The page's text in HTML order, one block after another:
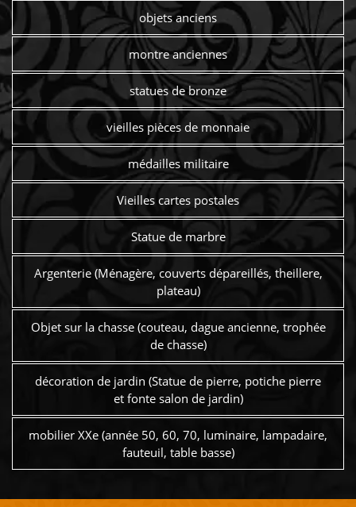
objets anciens
montre anciennes
statues de bronze
vieilles pièces de monnaie
médailles militaire
Vieilles cartes postales
Statue de marbre
Argenterie (Ménagère, couverts dépareillés, theillere,
plateau)
Objet sur la chasse (couteau, dague ancienne, trophée
de chasse)
décoration de jardin (Statue de pierre, potiche pierre
et fonte salon de jardin)
mobilier XXe (année 50, 60, 70, luminaire, lampadaire,
fauteuil, table basse)